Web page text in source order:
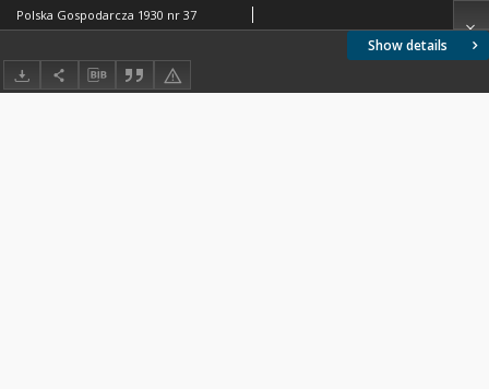
Show details
Polska Gospodarcza 1930 nr 37